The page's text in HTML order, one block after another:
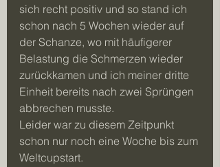
sich recht positiv und so stand ich
schon nach 5 Wochen wieder auf
der Schanze, wo mit häufigerer
Belastung die Schmerzen wieder
zurückkamen und ich meiner dritte
Einheit bereits nach zwei Sprüngen
abbrechen musste.
Leider war zu diesem Zeitpunkt
schon nur noch eine Woche bis zum
Weltcupstart.